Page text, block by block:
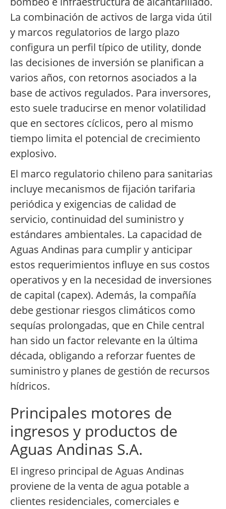
La combinación de activos de larga vida útil
y marcos regulatorios de largo plazo
configura un perfil típico de utility, donde
las decisiones de inversión se planifican a
varios años, con retornos asociados a la
base de activos regulados. Para inversores,
esto suele traducirse en menor volatilidad
que en sectores cíclicos, pero al mismo
tiempo limita el potencial de crecimiento
explosivo.
El marco regulatorio chileno para sanitarias
incluye mecanismos de fijación tarifaria
periódica y exigencias de calidad de
servicio, continuidad del suministro y
estándares ambientales. La capacidad de
Aguas Andinas para cumplir y anticipar
estos requerimientos influye en sus costos
operativos y en la necesidad de inversiones
de capital (capex). Además, la compañía
debe gestionar riesgos climáticos como
sequías prolongadas, que en Chile central
han sido un factor relevante en la última
década, obligando a reforzar fuentes de
suministro y planes de gestión de recursos
hídricos.
Principales motores de
ingresos y productos de
Aguas Andinas S.A.
El ingreso principal de Aguas Andinas
proviene de la venta de agua potable a
clientes residenciales, comerciales e